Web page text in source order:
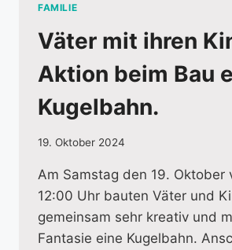
FAMILIE
Väter mit ihren
Aktion beim Bau
Kugelbahn.
19. Oktober 2024
Am Samstag den 19. Oktober
12:00 Uhr bauten Väter und
gemeinsam sehr kreativ und
Fantasie eine Kugelbahn.